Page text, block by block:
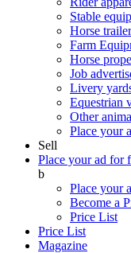
Stable
Horse
Farm
Horse
Job
Livery
Equestrian
Other
Place your
Sell
Place your ad for
b
Place your
Become a
Price List
Price List
Magazine